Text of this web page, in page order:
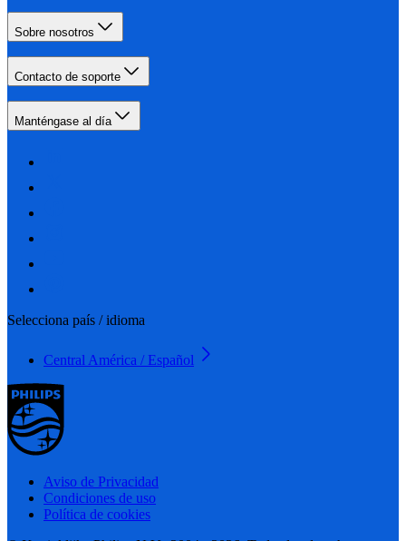
Sobre nosotros
Contacto de soporte
Manténgase al día
Selecciona país / idioma
Central América / Español
Aviso de Privacidad
Condiciones de uso
Política de cookies